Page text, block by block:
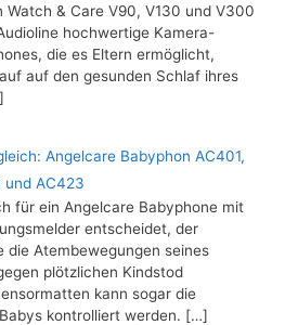
Watch & Care V90, V130 und V300
hochwertige Kamera-
die es Eltern ermöglicht,
auf den gesunden Schlaf ihres
Angelcare Babyphon AC401,
und AC423
für ein Angelcare Babyphone mit
entscheidet, der
die Atembewegungen seines
plötzlichen Kindstod
kann sogar die
kontrolliert werden. […]